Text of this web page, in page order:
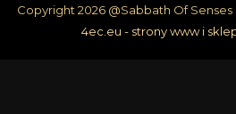
Copyright 2026 @Sabbath Of Senses |
4ec.eu - strony www i